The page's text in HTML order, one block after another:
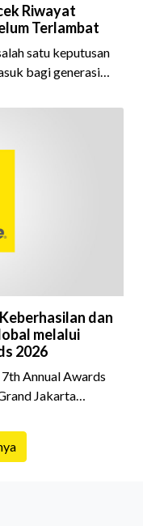
Riwayat
Terlambat
satu keputusan
bagi generasi
properti. Namun
dan
melalui
2026
Annual Awards
Jakarta
dan keuangan.
principals
oleh Country